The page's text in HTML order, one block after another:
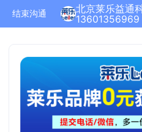
结束沟通
13601356969